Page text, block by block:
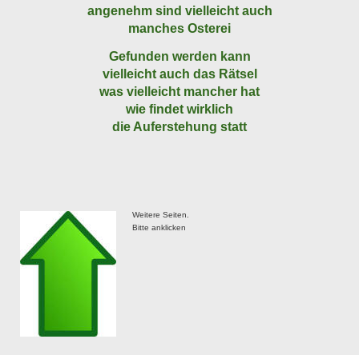
angenehm sind vielleicht auch
manches Osterei
Gefunden werden kann
vielleicht auch das Rätsel
was vielleicht mancher hat
wie findet wirklich
die Auferstehung statt
Weitere Seiten.
Bitte anklicken